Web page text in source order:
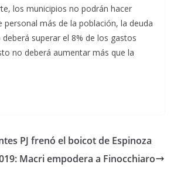
los municipios no podrán hacer
personal más de la población, la deuda
superar el 8% de los gastos
no deberá aumentar más que la
PJ frenó el boicot de Espinoza
Macri empodera a Finocchiaro